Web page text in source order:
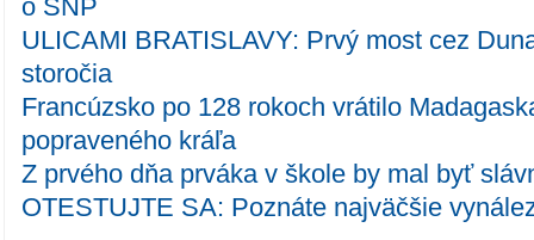
o SNP
ULICAMI BRATISLAVY: Prvý most cez
storočia
Francúzsko po 128 rokoch vrátilo
popraveného kráľa
Z prvého dňa prváka v škole by mal byť
OTESTUJTE SA: Poznáte najväčšie